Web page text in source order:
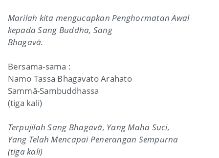
Marilah kita mengucapkan Penghormatan Awal
kepada Sang Buddha, Sang
Bhagavā.
Bersama-sama :
Namo Tassa Bhagavato Arahato
Sammā-Sambuddhassa
(tiga kali)
Terpujilah Sang Bhagavā, Yang Maha Suci,
Yang Telah Mencapai Penerangan Sempurna
(tiga kali)